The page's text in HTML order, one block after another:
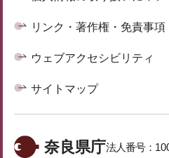
リンク・著作権・免責事項
ウェブアクセシビリティ
サイトマップ
奈良県庁法人番号：